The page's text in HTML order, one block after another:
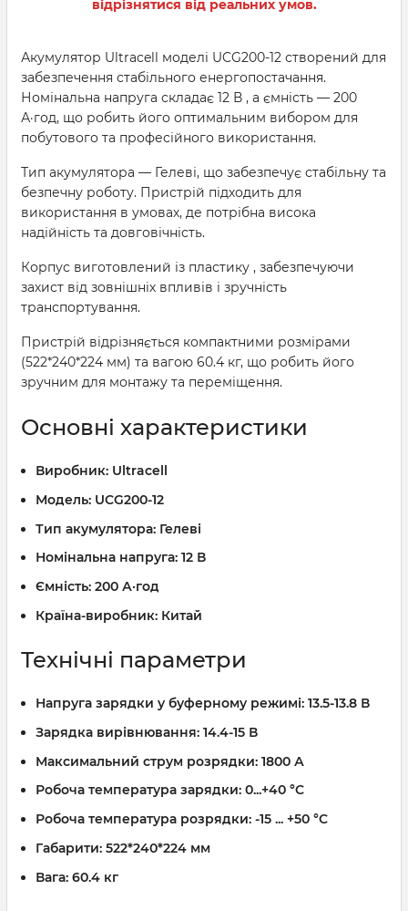
відрізнятися від реальних умов.
Акумулятор Ultracell моделі UCG200-12 створений для
забезпечення стабільного енергопостачання.
Номінальна напруга складає 12 В , а ємність — 200
А·год, що робить його оптимальним вибором для
побутового та професійного використання.
Тип акумулятора — Гелеві, що забезпечує стабільну та
безпечну роботу. Пристрій підходить для
використання в умовах, де потрібна висока
надійність та довговічність.
Корпус виготовлений із пластику , забезпечуючи
захист від зовнішніх впливів і зручність
транспортування.
Пристрій відрізняється компактними розмірами
(522*240*224 мм) та вагою 60.4 кг, що робить його
зручним для монтажу та переміщення.
Основні характеристики
Виробник: Ultracell
Модель: UCG200-12
Тип акумулятора: Гелеві
Номінальна напруга: 12 В
Ємність: 200 А·год
Країна-виробник: Китай
Технічні параметри
Напруга зарядки у буферному режимі: 13.5-13.8 В
Зарядка вирівнювання: 14.4-15 В
Максимальний струм розрядки: 1800 А
Робоча температура зарядки: 0...+40 °C
Робоча температура розрядки: -15 ... +50 °C
Габарити: 522*240*224 мм
Вага: 60.4 кг